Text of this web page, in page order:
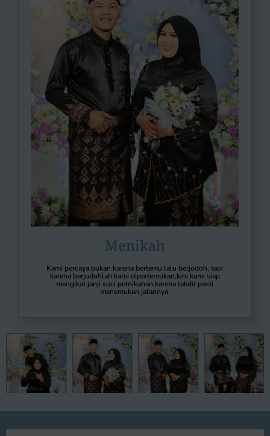
Menikah
Kami percaya,bukan karena bertemu lalu berjodoh, tapi
karena berjodohlah kami dipertemukan,kini kami siap
mengikat janji suci pernikahan,karena takdir pasti
menemukan jalannya.